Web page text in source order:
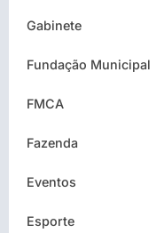
Gabinete
Fundação Municipal
FMCA
Fazenda
Eventos
Esporte